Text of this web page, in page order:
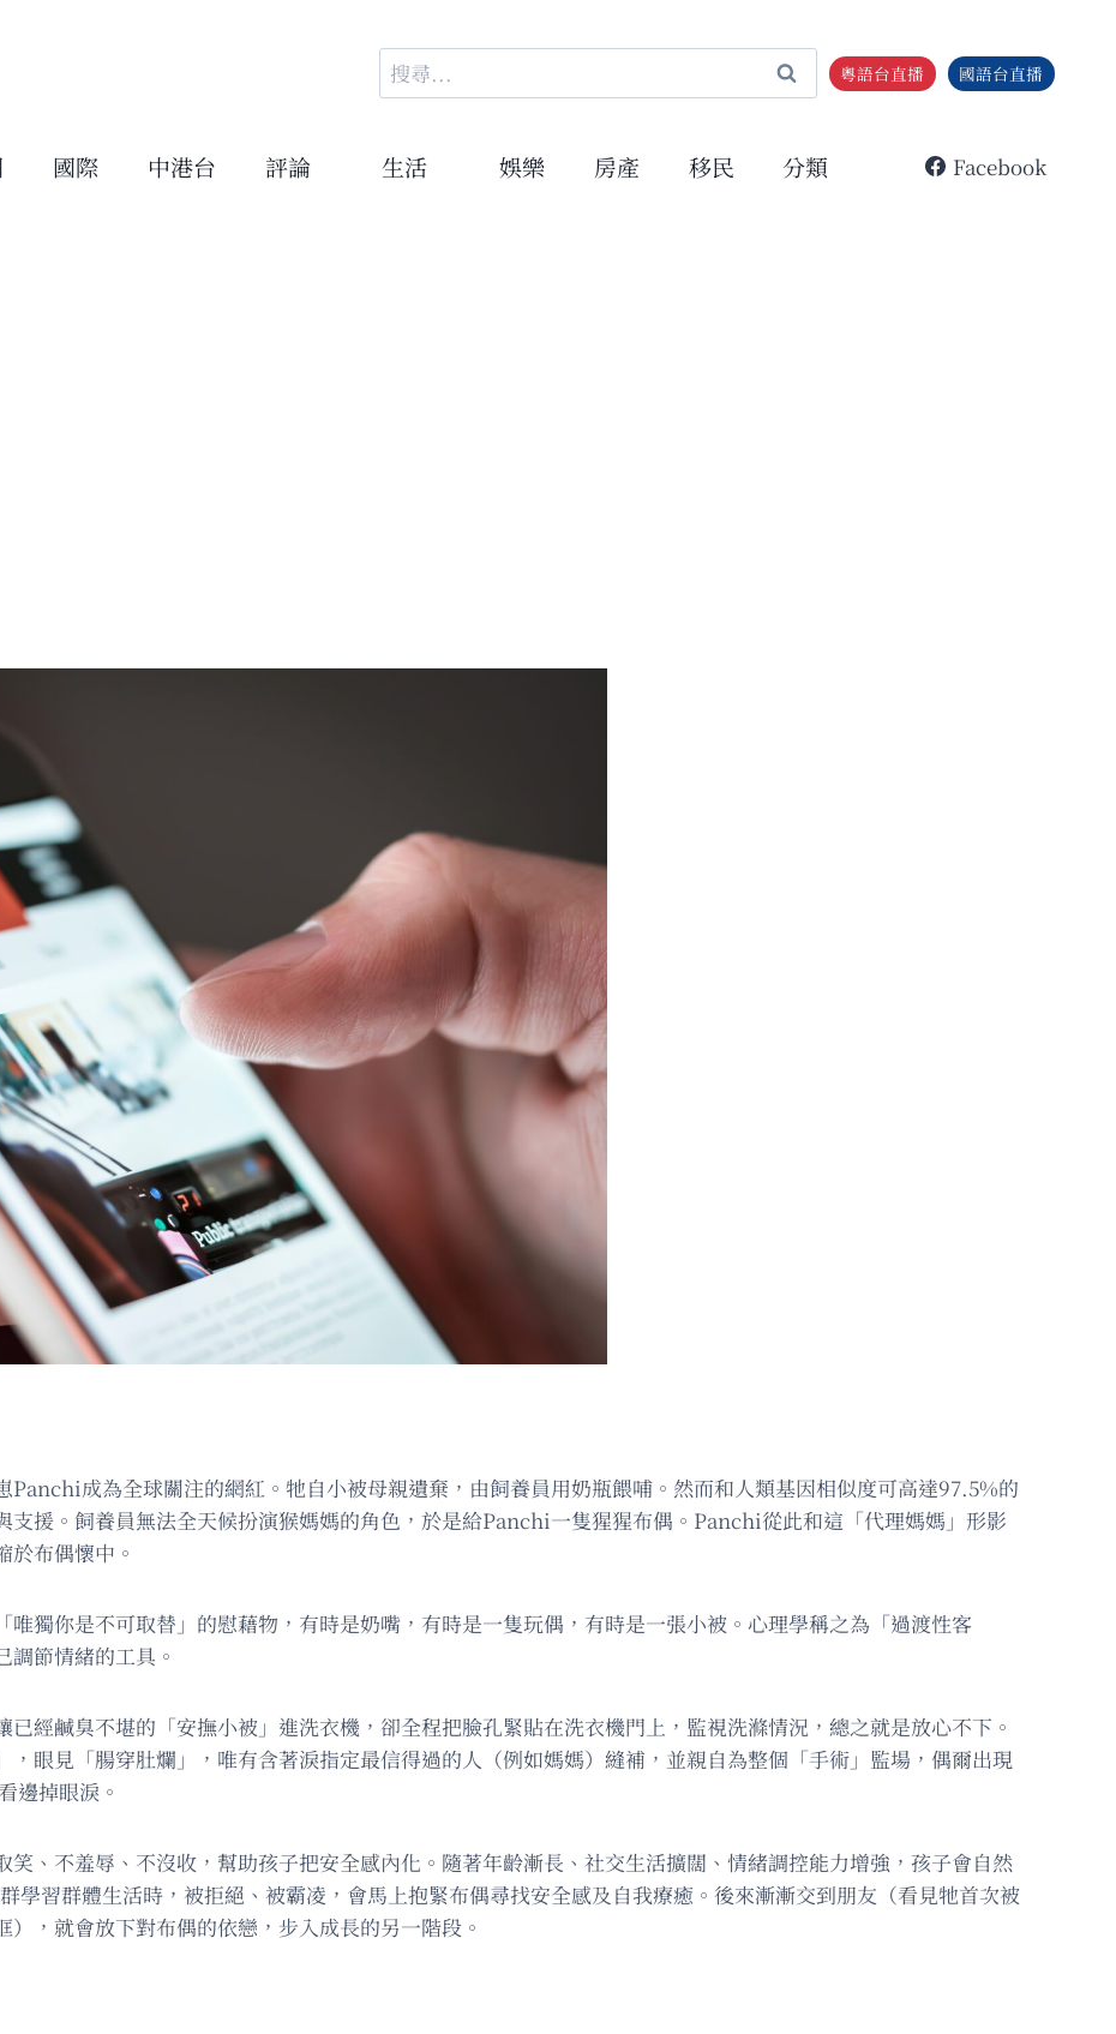
搜
尋
鍵
粵語台直播 國語台直播
國際 中港台 評論 生活 娛樂 房產 移民 分類 Facebook
Panchi成為全球關注的網紅。牠自小被母親遺棄，由飼養員用奶瓶餵哺。然而和人類基因相似度可高達97.5%的
支援。飼養員無法全天候扮演猴媽媽的角色，於是給Panchi一隻猩猩布偶。Panchi從此和這「代理媽媽」形影
布偶懷中。
獨你是不可取替」的慰藉物，有時是奶嘴，有時是一隻玩偶，有時是一張小被。心理學稱之為「過渡性客
節情緒的工具。
經鹹臭不堪的「安撫小被」進洗衣機，卻全程把臉孔緊貼在洗衣機門上，監視洗滌情況，總之就是放心不下。
眼見「腸穿肚爛」，唯有含著淚指定最信得過的人（例如媽媽）縫補，並親自為整個「手術」監場，偶爾出現
邊掉眼淚。
、不羞辱、不沒收，幫助孩子把安全感內化。隨著年齡漸長、社交生活擴闊、情緒調控能力增強，孩子會自然
學習群體生活時，被拒絕、被霸凌，會馬上抱緊布偶尋找安全感及自我療癒。後來漸漸交到朋友（看見牠首次被
，就會放下對布偶的依戀，步入成長的另一階段。